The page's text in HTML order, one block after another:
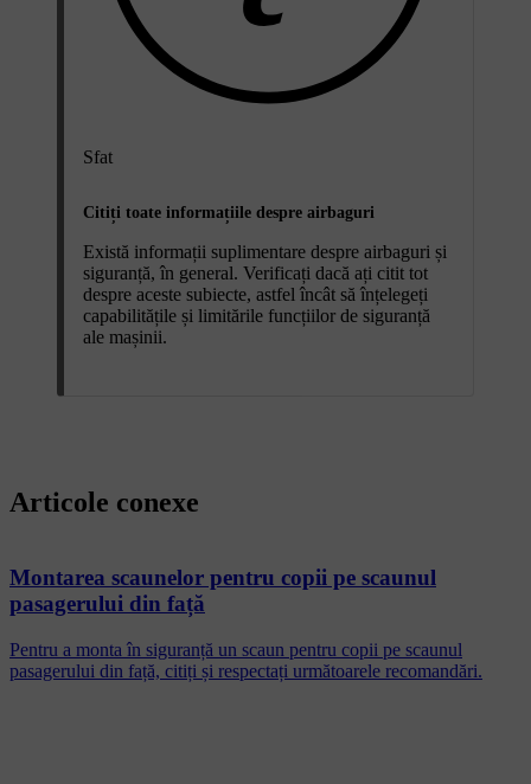
Sfat
Citiți toate informațiile despre airbaguri
Există informații suplimentare despre airbaguri și
siguranță, în general. Verificați dacă ați citit tot
despre aceste subiecte, astfel încât să înțelegeți
capabilitățile și limitările funcțiilor de siguranță
ale mașinii.
Articole conexe
Montarea scaunelor pentru copii pe scaunul
pasagerului din față
Pentru a monta în siguranță un scaun pentru copii pe scaunul
pasagerului din față, citiți și respectați următoarele recomandări.